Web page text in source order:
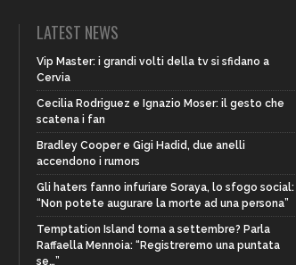
LATEST NEWS
Vip Master: i grandi volti della tv si sfidano a
Cervia
Cecilia Rodriguez e Ignazio Moser: il gesto che
scatena i fan
Bradley Cooper e Gigi Hadid, due anelli
accendono i rumors
Gli haters fanno infuriare Soraya, lo sfogo social:
“Non potete augurare la morte ad una persona”
Temptation Island torna a settembre? Parla
Raffaella Mennoia: “Registreremo una puntata
se…”